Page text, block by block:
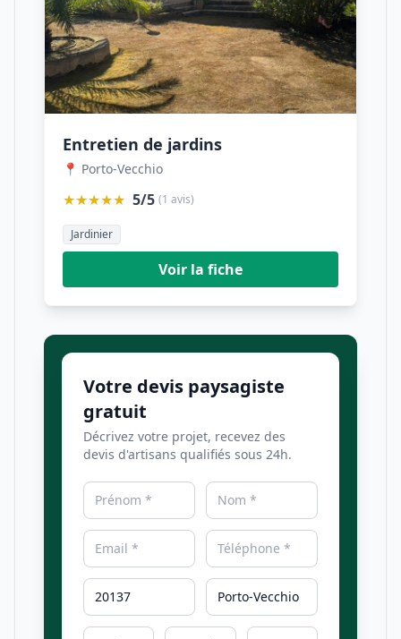
Entretien de jardins
📍 Porto-Vecchio
★★★★★ 5/5 (1 avis)
Jardinier
Voir la fiche
Votre devis paysagiste
gratuit
Décrivez votre projet, recevez des
devis d'artisans qualifiés sous 24h.